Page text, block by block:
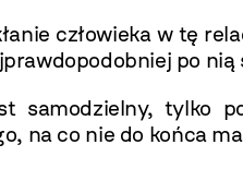
człowieka w tę
po nią
samodzielny, tylko
na co nie do końca ma